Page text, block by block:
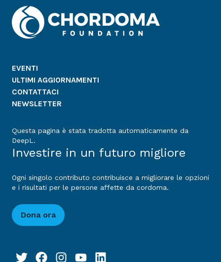
EVENTI
ULTIMI AGGIORNAMENTI
CONTATTACI
NEWSLETTER
Questa pagina è stata tradotta automaticamente da
DeepL.
Investire in un futuro migliore
Ogni singolo contributo contribuisce a migliorare le opzioni
e i risultati per le persone affette da cordoma.
Dona ora